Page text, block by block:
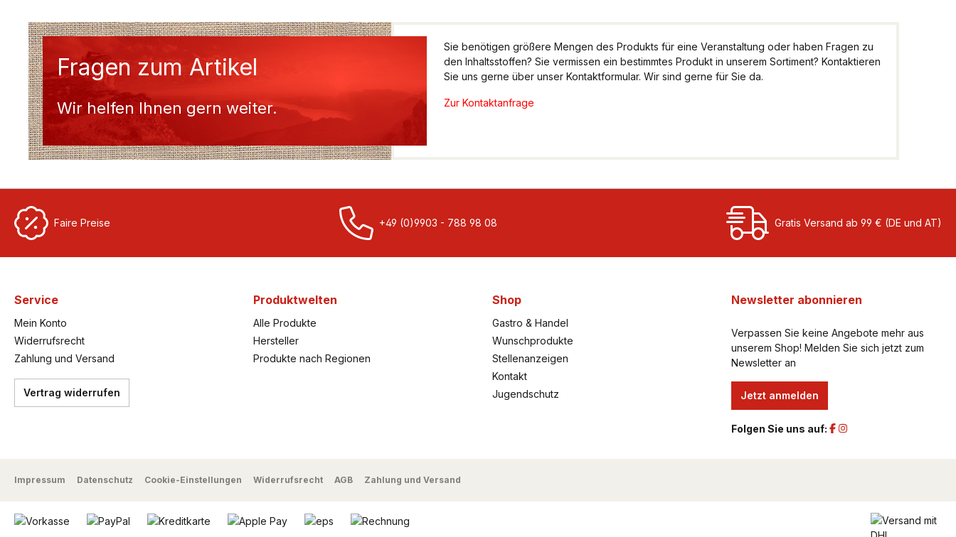
Fragen zum Artikel
Wir helfen Ihnen gern weiter.
Sie benötigen größere Mengen des Produkts für eine Veranstaltung oder haben Fragen zu
den Inhaltsstoffen? Sie vermissen ein bestimmtes Produkt in unserem Sortiment? Kontaktieren
Sie uns gerne über unser Kontaktformular. Wir sind gerne für Sie da.
Zur Kontaktanfrage
Faire Preise +49 (0)9903 - 788 98 08 Gratis Versand ab 99 € (DE und AT)
Service
Mein Konto
Widerrufsrecht
Zahlung und Versand
Vertrag widerrufen
Produktwelten
Alle Produkte
Hersteller
Produkte nach Regionen
Shop
Gastro & Handel
Wunschprodukte
Stellenanzeigen
Kontakt
Jugendschutz
Newsletter abonnieren
Verpassen Sie keine Angebote mehr aus
unserem Shop! Melden Sie sich jetzt zum
Newsletter an
Jetzt anmelden
Folgen Sie uns auf:
Impressum Datenschutz Cookie-Einstellungen Widerrufsrecht AGB Zahlung und Versand